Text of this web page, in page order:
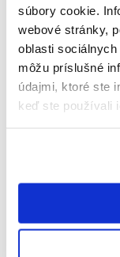
súbory cookie.
webové stránky,
oblasti
môžu príslušné
údajmi, ktoré ste
keď ste používali
Výrobca:TRIXIE KÓD:
Napísať recenziu
€4.08
ODOSIELAME DO
Popis
Misa je vyrobená z
chrómovým závesom,
klietku. Objem: 600